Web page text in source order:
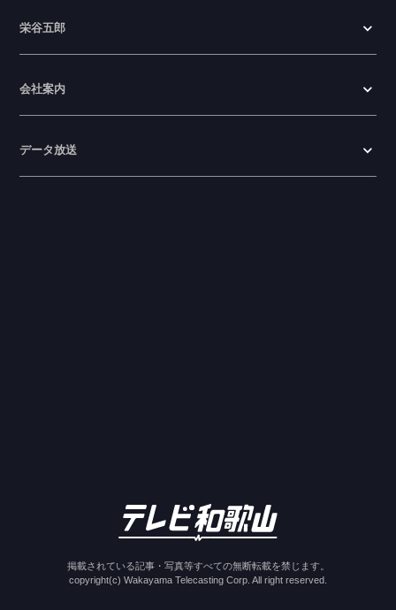
栄谷五郎
会社案内
データ放送
掲載されている記事・写真等すべての無断転載を禁じます。
copyright(c) Wakayama Telecasting Corp. All right reserved.